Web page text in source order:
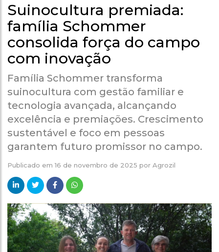
Suinocultura premiada:
família Schommer
consolida força do campo
com inovação
Família Schommer transforma
suinocultura com gestão familiar e
tecnologia avançada, alcançando
excelência e premiações. Crescimento
sustentável e foco em pessoas
garantem futuro promissor no campo.
Publicado em16 de novembro de 2025 por Agrozil